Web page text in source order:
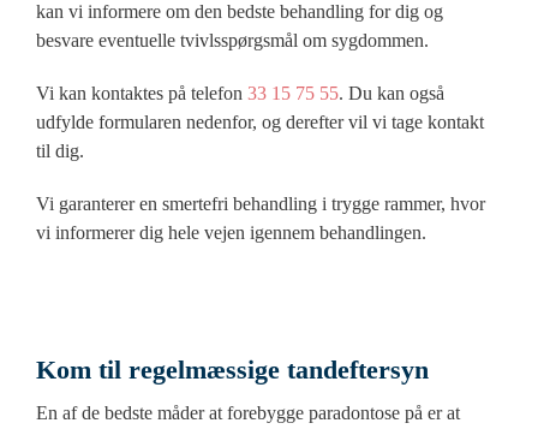
kan vi informere om den bedste behandling for dig og
besvare eventuelle tvivlsspørgsmål om sygdommen.
Vi kan kontaktes på telefon 33 15 75 55. Du kan også
udfylde formularen nedenfor, og derefter vil vi tage kontakt
til dig.
Vi garanterer en smertefri behandling i trygge rammer, hvor
vi informerer dig hele vejen igennem behandlingen.
Kom til regelmæssige tandeftersyn
En af de bedste måder at forebygge paradontose på er at